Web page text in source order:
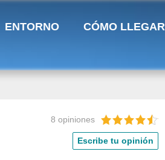
ENTORNO CÓMO LLEGAR
8 opiniones
Escribe tu opinión